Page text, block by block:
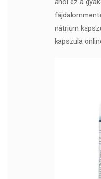
nátrium
kapszula